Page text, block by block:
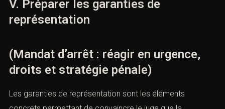
l’étranger, il faut expliquer les raisons du départ, les
attaches conservées en France et l’absence de volonté
V. Préparer les garanties de